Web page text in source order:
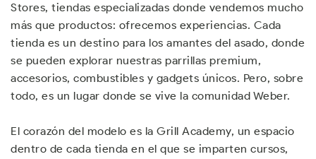
Stores, tiendas especializadas donde vendemos mucho
más que productos: ofrecemos experiencias. Cada
tienda es un destino para los amantes del asado, donde
se pueden explorar nuestras parrillas premium,
accesorios, combustibles y gadgets únicos. Pero, sobre
todo, es un lugar donde se vive la comunidad Weber.
El corazón del modelo es la Grill Academy, un espacio
dentro de cada tienda en el que se imparten cursos,